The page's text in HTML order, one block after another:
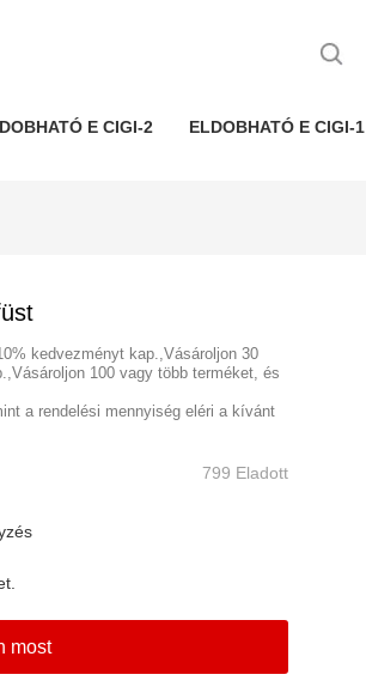
E CIGI-2 ELDOBHATÓ E CIGI-1
kedvezményt kap.,Vásároljon 30
100 vagy több terméket, és
a rendelési mennyiség eléri a kívánt
799 Eladott
most